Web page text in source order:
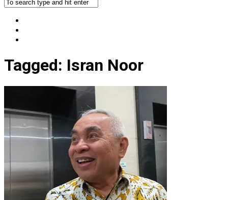
Tagged: Isran Noor